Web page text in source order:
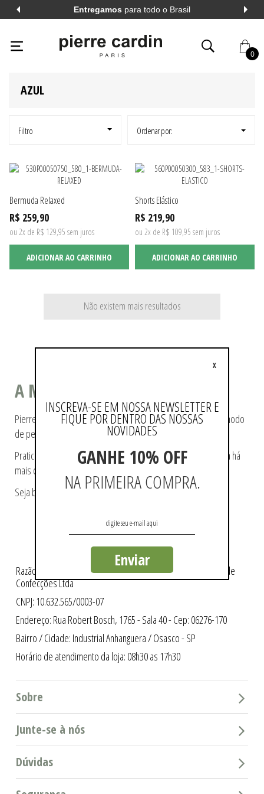
Entregamos para todo o Brasil
0
LONGA VER TODOS
CURTA
PIERRECARDIN HOMEM BERMUDAS E SHORTS BUSCA:
Filtro
AZUL
Ordenar por:
Bermuda Relaxed
R$ 259,90
ou 2x de R$ 129,95 sem juros
ADICIONAR AO CARRINHO
Shorts Elástico
R$ 219,90
ou 2x de R$ 109,95 sem juros
ADICIONAR AO CARRINHO
Não existem mais resultados
A MODA COMO ESTILO DE VIDA
Pierre Cardin ajudou a tecer a história da moda, pioneiro no modo
de pensá-la e de reproduzi-la.
Praticidade e modernidade fazem parte da essência da marca há
mais de 60 anos.
Seja bem-vindo a loja oficial Pierre Cardin no Brasil.
Razão Social: Intergriffes São Cristóvão Indústria e Comércio de
Confecções Ltda
CNPJ: 10.632.565/0003-07
Endereço: Rua Robert Bosch, 1765 - Sala 40 - Cep: 06276-170
Bairro / Cidade: Industrial Anhanguera / Osasco - SP
Horário de atendimento da loja: 08h30 as 17h30
Sobre
Junte-se à nós
Dúvidas
INSCREVA-SE EM NOSSA NEWSLETTER E
FIQUE POR DENTRO DAS NOSSAS
NOVIDADES
GANHE 10% OFF
NA PRIMEIRA COMPRA.
Enviar
X